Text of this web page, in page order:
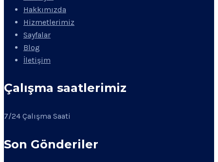
Hakkımızda
Hizmetlerimiz
Sayfalar
Blog
İletişim
Çalışma saatlerimiz
7/24 Çalışma Saati
Son Gönderiler